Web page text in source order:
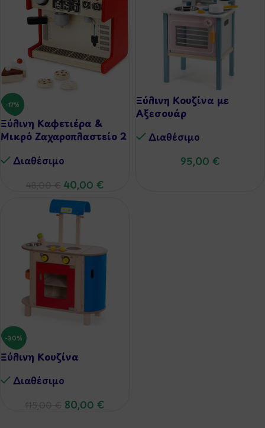
-17%
Ξύλινη Καφετιέρα &
Μικρό Ζαχαροπλαστείο 2
Διαθέσιμo
40,00 €
Ξύλινη Κουζίνα με
Αξεσουάρ
Διαθέσιμo
95,00 €
-30%
Ξύλινη Κουζίνα
Διαθέσιμo
80,00 €